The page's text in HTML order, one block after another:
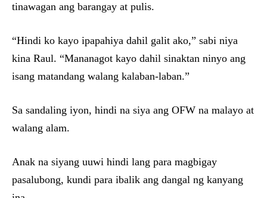
tinawagan ang barangay at pulis.
“Hindi ko kayo ipapahiya dahil galit ako,” sabi niya
kina Raul. “Mananagot kayo dahil sinaktan ninyo ang
isang matandang walang kalaban-laban.”
Sa sandaling iyon, hindi na siya ang OFW na malayo at
walang alam.
Anak na siyang uuwi hindi lang para magbigay
pasalubong, kundi para ibalik ang dangal ng kanyang